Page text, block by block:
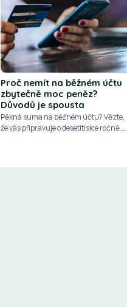
Proč nemít na běžném účtu
zbytečně moc peněz?
Důvodů je spousta
Pěkná suma na běžném účtu? Vězte,
že vás připravuje o desetitisíce ročně.